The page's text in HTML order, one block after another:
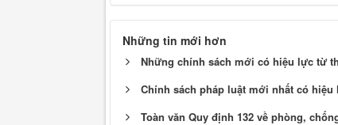
Những tin mới hơn
Những chính sách mới có hiệu lực từ
Chính sách pháp luật mới nhất có hiệu
Toàn văn Quy định 132 về phòng,